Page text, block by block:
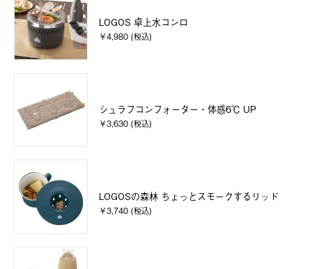
LOGOS 卓上水コンロ
￥4,980 (税込)
シュラフコンフォーター・体感6℃ UP
￥3,630 (税込)
LOGOSの森林 ちょっとスモークするリッド
￥3,740 (税込)